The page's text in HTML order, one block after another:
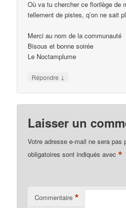
Où va tu chercher ce florilège de
tellement de pistes, q’on ne sait
Merci au nom de la communauté
Bisous et bonne soirée
Le Noctamplume
Répondre ↓
Laisser un
Votre adresse e-mail ne sera pas
obligatoires sont indiqués avec*
Commentaire *